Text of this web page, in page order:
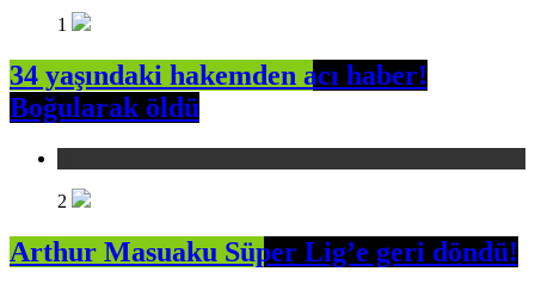
1
34 yaşındaki hakemden acı haber!
Boğularak öldü
2
Arthur Masuaku Süper Lig’e geri döndü!